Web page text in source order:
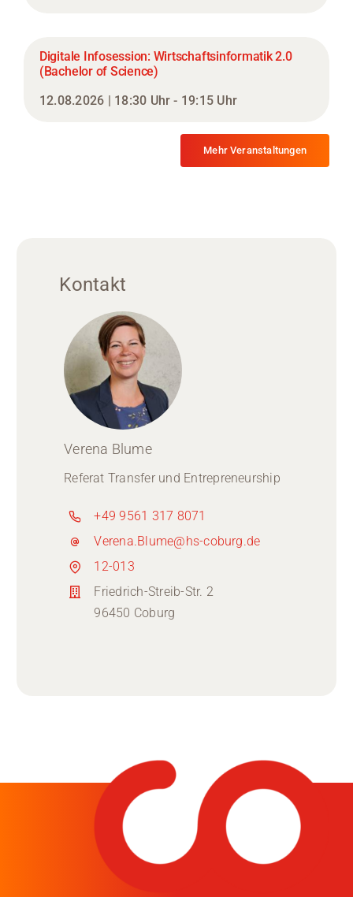
Digitale Infosession: Wirtschaftsinformatik 2.0
(Bachelor of Science)
12.08.2026 | 18:30 Uhr - 19:15 Uhr
Mehr Veranstaltungen
Kontakt
Verena Blume
Referat Transfer und Entrepreneurship
+49 9561 317 8071
Verena.Blume@hs-coburg.de
12-013
Friedrich-Streib-Str. 2
96450 Coburg